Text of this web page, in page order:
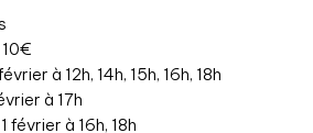
à 12h, 14h, 15h, 16h, 18h
à 17h
février à 16h, 18h